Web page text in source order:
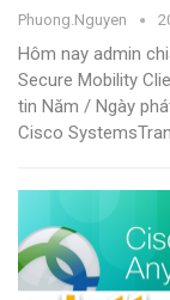
Phuong.nguyen
Hôm nay admin
Secure Mobility
tin Năm / Ngày
Cisco